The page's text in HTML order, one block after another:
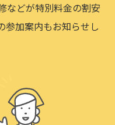
などが特別料金の割安
参加案内もお知らせし